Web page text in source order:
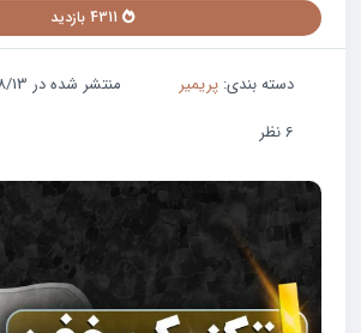
دسته بندی: پریمیر
منتشر شده در 1400/08/13
6 نظر